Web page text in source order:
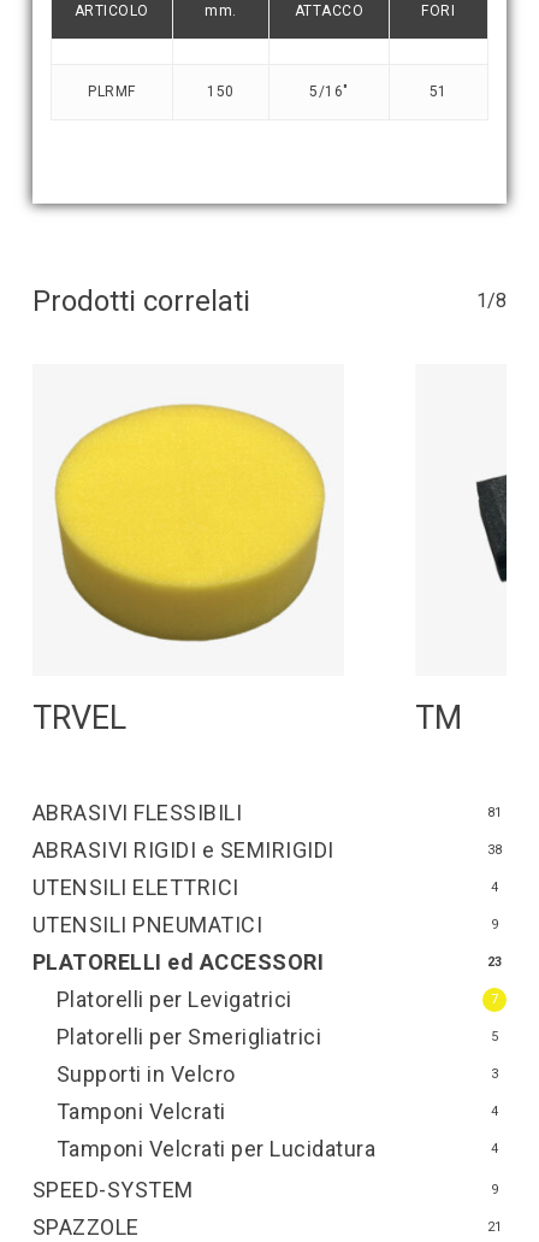
ARTICOLO mm. ATTACCO FORI
PLRMF 150 5/16″ 51
Prodotti correlati 1/8
TRVEL TM
ABRASIVI FLESSIBILI 81
ABRASIVI RIGIDI e SEMIRIGIDI 38
PLATORELLI ed ACCESSORI 23
Platorelli per Levigatrici 7
Platorelli per Smerigliatrici 5
Supporti in Velcro 3
Tamponi Velcrati 4
Tamponi Velcrati per Lucidatura 4
SPAZZOLE 21
SPEED-SYSTEM 9
UTENSILI ELETTRICI 4
UTENSILI PNEUMATICI 9